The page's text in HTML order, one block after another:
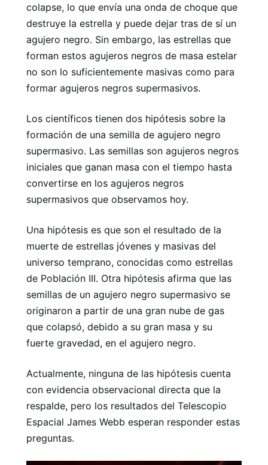
colapse, lo que envía una onda de choque que
destruye la estrella y puede dejar tras de sí un
agujero negro. Sin embargo, las estrellas que
forman estos agujeros negros de masa estelar
no son lo suficientemente masivas como para
formar agujeros negros supermasivos.
Los científicos tienen dos hipótesis sobre la
formación de una semilla de agujero negro
supermasivo. Las semillas son agujeros negros
iniciales que ganan masa con el tiempo hasta
convertirse en los agujeros negros
supermasivos que observamos hoy.
Una hipótesis es que son el resultado de la
muerte de estrellas jóvenes y masivas del
universo temprano, conocidas como estrellas
de Población III. Otra hipótesis afirma que las
semillas de un agujero negro supermasivo se
originaron a partir de una gran nube de gas
que colapsó, debido a su gran masa y su
fuerte gravedad, en el agujero negro.
Actualmente, ninguna de las hipótesis cuenta
con evidencia observacional directa que la
respalde, pero los resultados del Telescopio
Espacial James Webb esperan responder estas
preguntas.